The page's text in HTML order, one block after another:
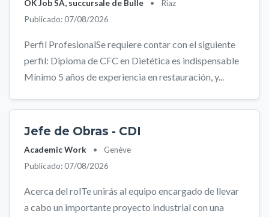
OK Job SA, succursale de Bulle •
Riaz
Publicado: 07/08/2026
Perfil ProfesionalSe requiere contar con el siguiente
perfil: Diploma de CFC en Dietética es indispensable
Mínimo 5 años de experiencia en restauración, y...
Jefe de Obras - CDI
Academic Work •
Genève
Publicado: 07/08/2026
Acerca del rolTe unirás al equipo encargado de llevar
a cabo un importante proyecto industrial con una